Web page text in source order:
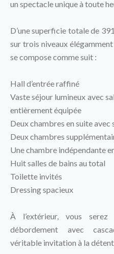
un spectacle unique à toute
D’une superficie totale de
sur trois niveaux
se compose comme suit :
Hall d’entrée raffiné
Vaste séjour lumineux avec
entièrement équipée
Deux chambres en suite avec
Deux chambres
Une chambre indépendante
Huit salles de bains au total
Toilette invités
Dressing spacieux
À l’extérieur, vous
débordement avec
véritable invitation à la